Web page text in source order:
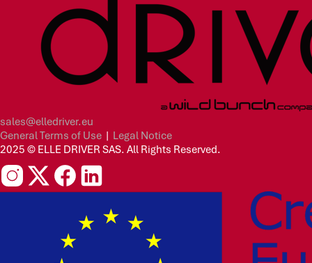
sales@elledriver.eu
General Terms of Use | Legal Notice
2025 © ELLE DRIVER SAS. All Rights Reserved.